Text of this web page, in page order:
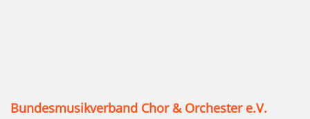
Bundesmusikverband Chor & Orchester e.V.